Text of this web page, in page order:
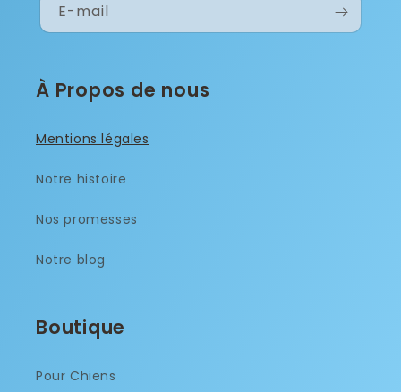
E-mail
À Propos de nous
Mentions légales
Notre histoire
Nos promesses
Notre blog
Boutique
Pour Chiens